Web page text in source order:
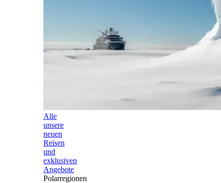
Alle
unsere
neuen
Reisen
und
exklusiven
Angebote
Polarregionen